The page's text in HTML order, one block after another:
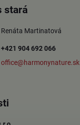
stará
Renáta Martinatová
+421 904 692 066
office@harmonynature.sk